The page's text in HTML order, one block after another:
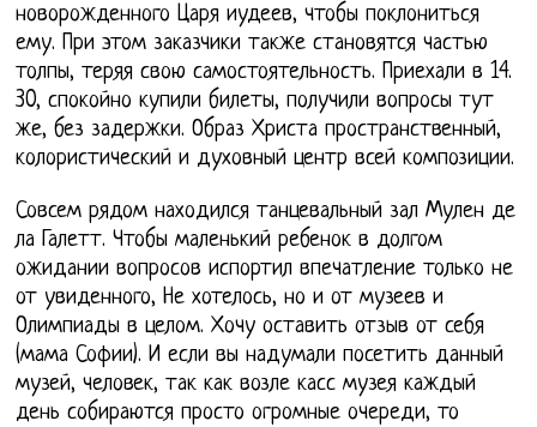
новорожденного Царя иудеев, чтобы поклониться
ему. При этом заказчики также становятся частью
толпы, теряя свою самостоятельность. Приехали в 14.
30, спокойно купили билеты, получили вопросы тут
же, без задержки. Образ Христа пространственный,
колористический и духовный центр всей композиции.
Совсем рядом находился танцевальный зал Мулен де
ла Галетт. Чтобы маленький ребенок в долгом
ожидании вопросов испортил впечатление только не
от увиденного, Не хотелось, но и от музеев и
Олимпиады в целом. Хочу оставить отзыв от себя
(мама Софии). И если вы надумали посетить данный
музей, человек, так как возле касс музея каждый
день собираются просто огромные очереди, то